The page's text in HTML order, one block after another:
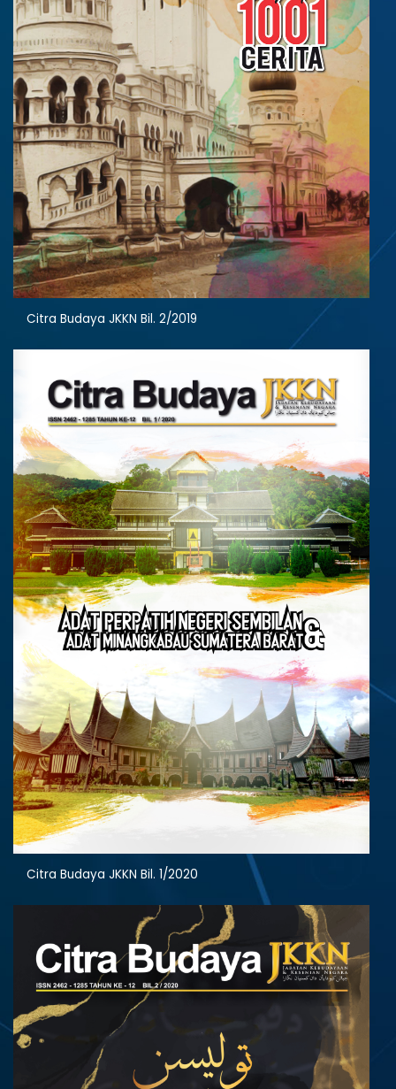
Citra Budaya JKKN Bil. 2/2019
Citra Budaya JKKN Bil. 1/2020